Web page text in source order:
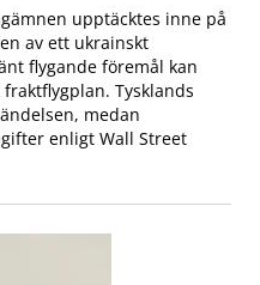
upptäcktes inne på
av ett ukrainskt
flygande föremål kan
Tysklands
medan
enligt Wall Street